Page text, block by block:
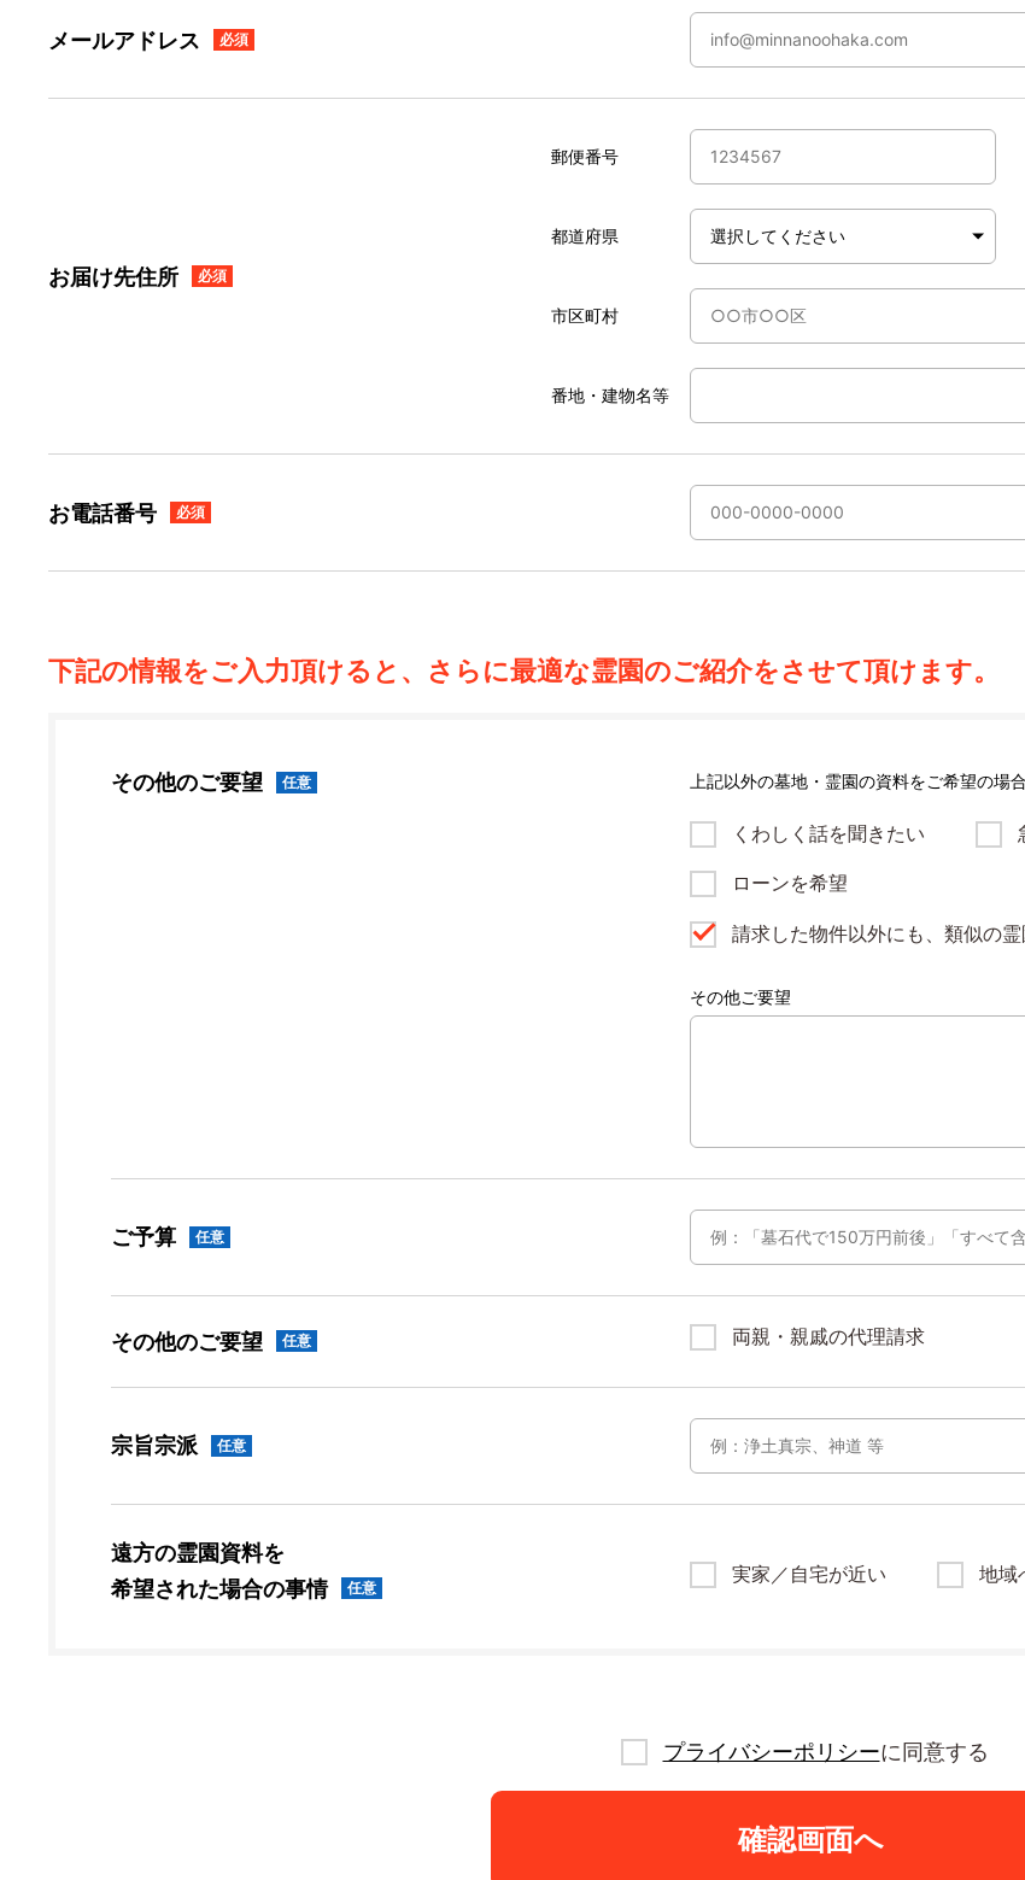
メールアドレス 必須
お届け先住所 必須
郵便番号
都道府県
市区町村
番地・建物名等
お電話番号 必須
下記の情報をご入力頂けると、さらに最適な霊園のご紹介をさせて頂けます。
その他のご要望 任意 上記以外の墓地・霊園の資料をご希望の場
くわしく話を聞きたい
ローンを希望
請求した物件以外にも、類似の
その他ご要望
ご予算 任意
その他のご要望 任意 両親・親戚の代理請求
宗旨宗派 任意
遠方の霊園資料を
希望された場合の事情
任意
実家／自宅が近い 地域
プライバシーポリシーに同意する
確認画面へ